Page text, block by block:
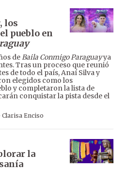
los
pueblo en
deBaila Conmigo Paraguayya
Tras un proceso que reunió
de todo el país, Anaí Silva y
elegidos como los
y completaron la lista de
conquistar la pista desde el
Clarisa Enciso
la